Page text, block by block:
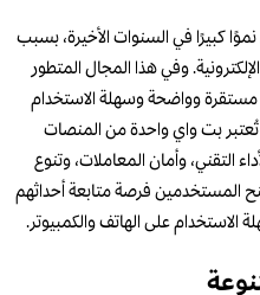
كبيرًا في السنوات الأخيرة، بسبب
وفي هذا المجال المتطور
وواضحة وسهلة الاستخدام
بت واي واحدة من المنصات
التقني، وأمان المعاملات، وتنوع
المستخدمين فرصة متابعة أحداثهم
على الهاتف والكمبيوتر.